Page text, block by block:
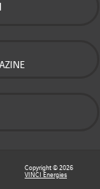
Copyright © 2026
VINCI Energies